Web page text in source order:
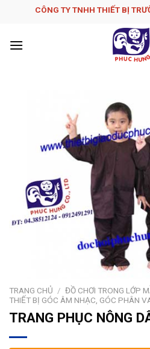
CÔNG TY TNHH THIẾT BỊ
TRANG CHỦ / ĐỒ CHƠI TRONG LỚP
THIẾT BỊ GÓC ÂM NHẠC, GÓC PHÂN
TRANG PHỤC NÔNG